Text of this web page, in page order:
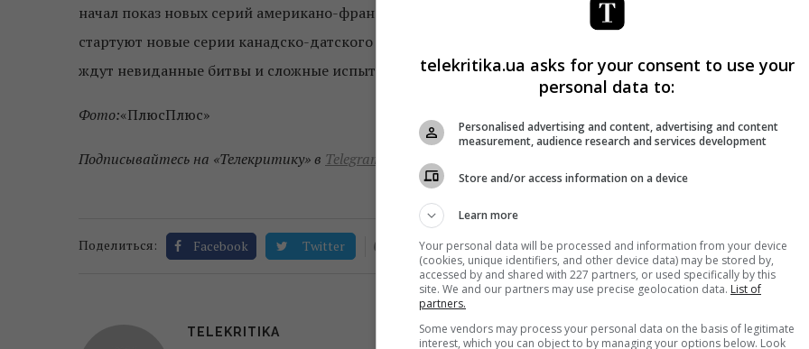
начал показ новых серий американо-французского мультсериала
«Элвин и Бурундуки»
стартуют новые серии канадско-датского детского анимационного сериала
ждут невиданные битвы и сложные испытания.
Фото:«ПлюсПлюс»
Подписывайтесь на «Телекритику» в Telegram Facebook
Поделиться: Facebook Twitter 0
TELEKRITIKA
telekritika.ua asks for your consent to use your
personal data to:
Personalised advertising and content, advertising and content
measurement, audience research and services development
Store and/or access information on a device
Learn more
Your personal data will be processed and information from your device
(cookies, unique identifiers, and other device data) may be stored by,
accessed by and shared with 227 partners, or used specifically by this
site. We and our partners may use precise geolocation data. List of
partners.
Some vendors may process your personal data on the basis of legitimate
interest, which you can object to by managing your options below. Look